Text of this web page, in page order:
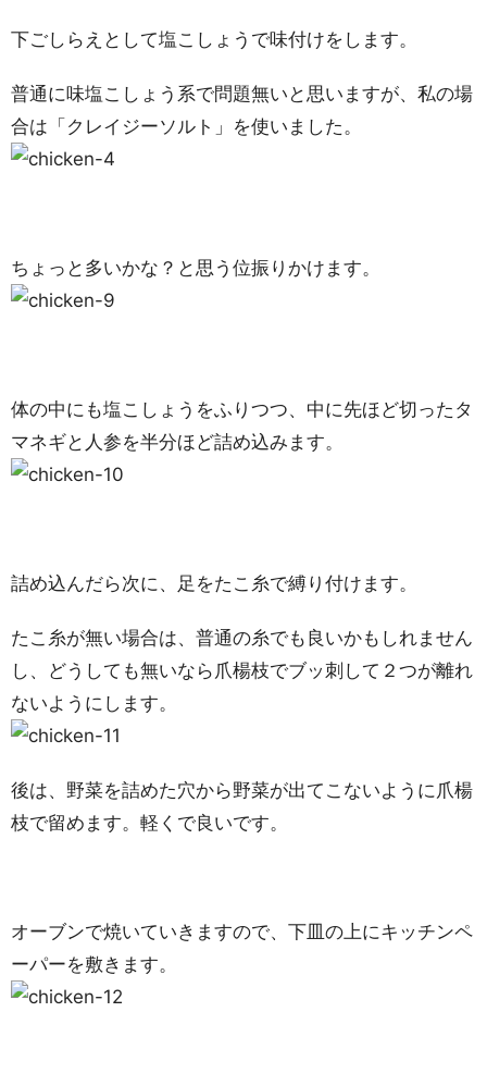
下ごしらえとして塩こしょうで味付けをします。
普通に味塩こしょう系で問題無いと思いますが、私の場
合は「クレイジーソルト」を使いました。
ちょっと多いかな？と思う位振りかけます。
体の中にも塩こしょうをふりつつ、中に先ほど切ったタ
マネギと人参を半分ほど詰め込みます。
詰め込んだら次に、足をたこ糸で縛り付けます。
たこ糸が無い場合は、普通の糸でも良いかもしれません
し、どうしても無いなら爪楊枝でブッ刺して２つが離れ
ないようにします。
後は、野菜を詰めた穴から野菜が出てこないように爪楊
枝で留めます。軽くで良いです。
オーブンで焼いていきますので、下皿の上にキッチンペ
ーパーを敷きます。